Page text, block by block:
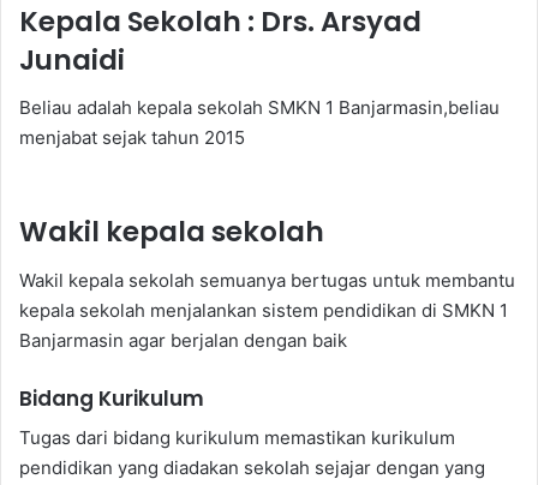
Kepala Sekolah : Drs. Arsyad
Junaidi
Beliau adalah kepala sekolah SMKN 1 Banjarmasin,beliau
menjabat sejak tahun 2015
Wakil kepala sekolah
Wakil kepala sekolah semuanya bertugas untuk membantu
kepala sekolah menjalankan sistem pendidikan di SMKN 1
Banjarmasin agar berjalan dengan baik
Bidang Kurikulum
Tugas dari bidang kurikulum memastikan kurikulum
pendidikan yang diadakan sekolah sejajar dengan yang